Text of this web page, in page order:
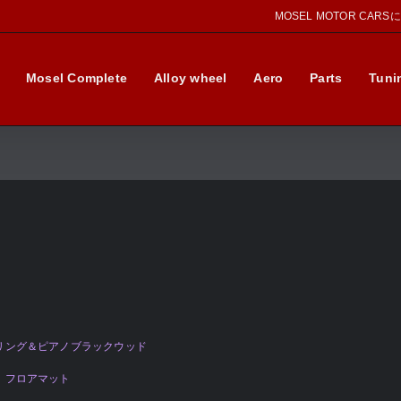
MOSEL MOTOR CARS
Mosel Complete Alloy wheel Aero Parts
グ＆ピアノブラックウッド
ロアマット